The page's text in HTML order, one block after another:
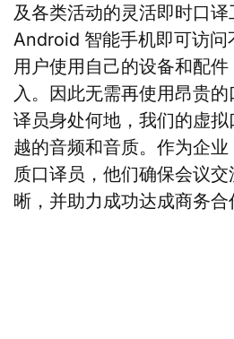
及各类活动的灵活即时口
Android 智能手机即可访问
用户使用自己的设备和配
入。因此无需再使用昂贵
译员身处何地，我们的虚
越的音频和音质。作为企
质口译员，他们确保会议
晰，并助力成功达成商务合